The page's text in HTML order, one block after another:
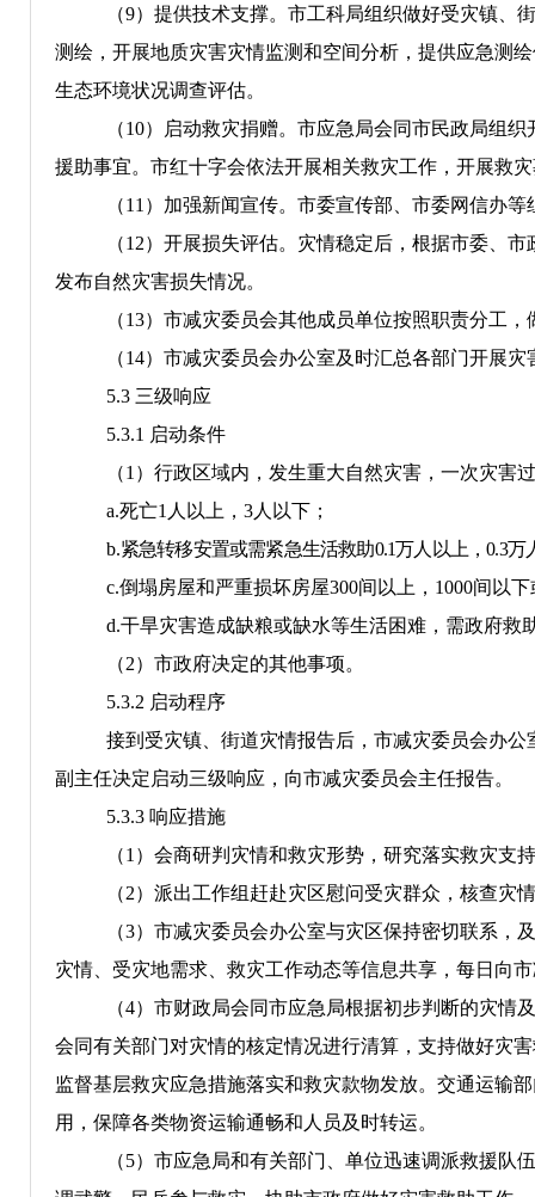
（9）提供技术支撑。市工科局组织做好受灾镇、
测绘，开展地质灾害灾情监测和空间分析，提供应急测
生态环境状况调查评估。
（10）启动救灾捐赠。市应急局会同市民政局组
援助事宜。市红十字会依法开展相关救灾工作，开展救
（11 ）加强新闻宣传。市委宣传部、市委网信办
（12） 开展损失评估。 灾情稳定后， 根据市委、市
发布自然灾害损失情况。
（13）市减灾委员会其他成员单位按照职责分工，
（14） 市减灾委员会办公室及时汇总各部门开展
5.3 三级响应
5.3.1 启动条件
（1 ）行政区域内，发生重大自然灾害，一次灾害
a.死亡1 人以上， 3人以下；
b.紧急转移安置或需紧急生活救助0.1万人以上，0.3万
c.倒塌房屋和严重损坏房屋300间以上， 1000间以下
d.干旱灾害造成缺粮或缺水等生活困难，需政府救
（2）市政府决定的其他事项。
5.3.2 启动程序
接到受灾镇、街道灾情报告后，市减灾委员会办公
副主任决定启动三级响应， 向市减灾委员会主任报告。
5.3.3 响应措施
（1 ） 会商研判灾情和救灾形势，研究落实救灾支
（2）派出工作组赶赴灾区慰问受灾群众，核查灾
（3）市减灾委员会办公室与灾区保持密切联系，
灾情、受灾地需求、救灾工作动态等信息共享，每日向
（4）市财政局会同市应急 局根据初步判断的灾情
会同有关部门对灾情的核定情况进行清算 ， 支持做好灾
监督基层救灾应急措施落实和救灾款物发放。交通运输
用，保障各类物资运输通畅和人员及时转运。
（5）市应急 局和有关部门、单位迅速调派救援队